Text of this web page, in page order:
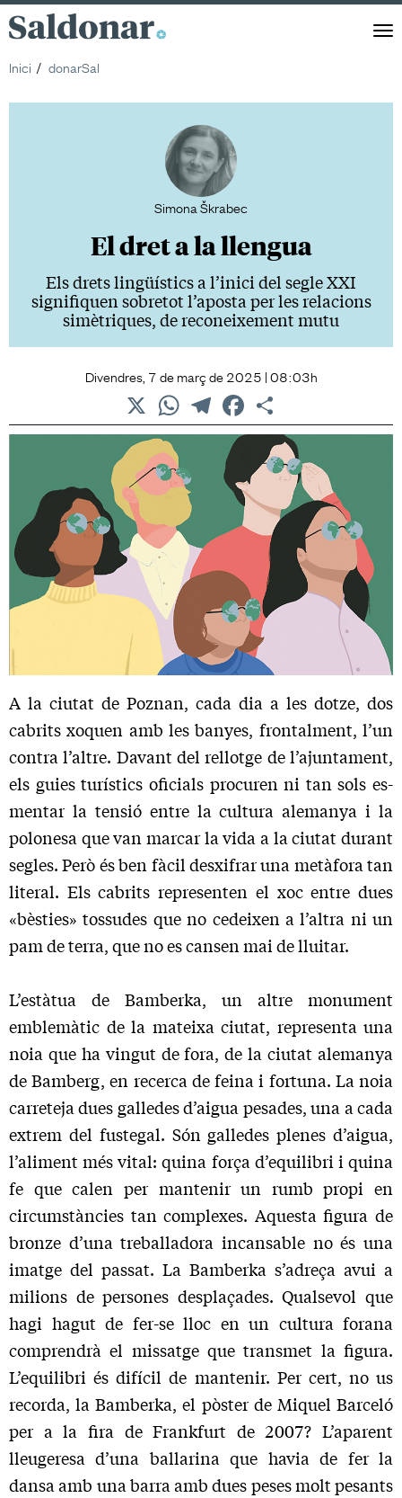
Saldonar
Inici
donarSal
Simona Škrabec
El dret a la llengua
Els drets lingüístics a l’inici del segle XXI
signifiquen sobretot l’aposta per les relacions
simètri­ques, de reconeixement mutu
Divendres, 7 de març de 2025 | 08:03h
WhatsAppTelegramFacebook
A la ciutat de Poznan, cada dia a les dotze, dos
cabrits xoquen amb les banyes, frontalment, l’un
contra l’altre. Davant del rellotge de l’ajuntament,
els guies turístics oficials procuren ni tan sols es­
mentar la tensió entre la cultura alemanya i la
polonesa que van marcar la vida a la ciutat durant
segles. Però és ben fàcil desxifrar una metàfora tan
literal. Els cabrits representen el xoc entre dues
«bèsties» tossudes que no cedeixen a l’altra ni un
pam de terra, que no es cansen mai de lluitar.
L’estàtua de Bamberka, un altre monument
emblemàtic de la mateixa ciutat, representa una
noia que ha vingut de fora, de la ciutat alemanya
de Bamberg, en recerca de feina i fortuna. La noia
carreteja dues galledes d’aigua pesades, una a cada
extrem del fustegal. Són galledes plenes d’aigua,
l’aliment més vital: quina força d’equilibri i quina
fe que calen per mantenir un rumb propi en
circumstàn­cies tan complexes. Aquesta figura de
bronze d’una treballadora incansable no és una
imatge del passat. La Bamberka s’adreça avui a
milions de persones desplaçades. Qualsevol que
hagi hagut de fer-se lloc en un cultura forana
comprendrà el missatge que transmet la figura.
L’equilibri és difícil de mantenir. Per cert, no us
recorda, la Bamberka, el pòster de Miquel Barceló
per a la fira de Frankfurt de 2007? L’aparent
lleugeresa d’una ballarina que havia de fer la
dansa amb una barra amb dues peses molt pesants